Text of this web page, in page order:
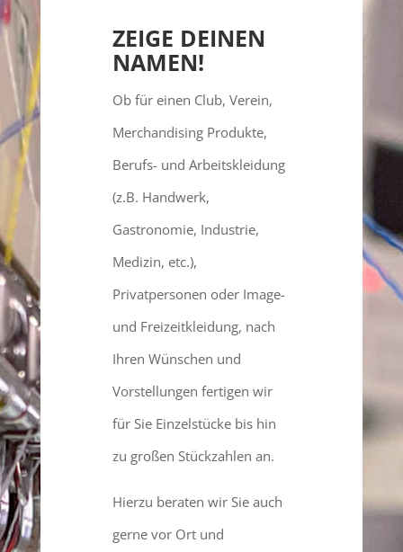
ZEIGE DEINEN
NAMEN!
Ob für einen Club, Verein,
Merchandising Produkte,
Berufs- und Arbeitskleidung
(z.B. Handwerk,
Gastronomie, Industrie,
Medizin, etc.),
Privatpersonen oder Image-
und Freizeitkleidung, nach
Ihren Wünschen und
Vorstellungen fertigen wir
für Sie Einzelstücke bis hin
zu großen Stückzahlen an.
Hierzu beraten wir Sie auch
gerne vor Ort und